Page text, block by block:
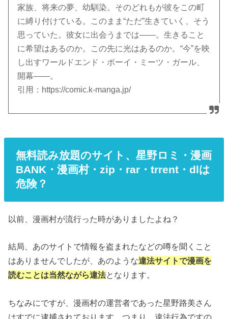
家族、将来の夢、幼馴染。そのどれもが彼をこの町
に縛り付けている。このまま“ただ”生きていく、そう
思っていた。彼女に出会うまでは――。生きること
に希望はあるのか。この先に光はあるのか。“今”を映
し出すワールドエンド・ボーイ・ミーツ・ガール、
開幕――。
引用：https://comic.k-manga.jp/
無料読み放題のサイト、星野ロミ・漫画
BANK・漫画村・zip・rar・trrent・dlは
危険？
以前、漫画村が流行った時がありましたよね？
結局、あのサイトで情報を盗まれたなどの噂を聞くこと
はありませんでしたが、あのような違法サイトで漫画を
読むことは当然ながら違法となります。
ちなみにですが、漫画村の運営者であった星野路美さん
はすでに逮捕されております。つまり、違法行為ですの